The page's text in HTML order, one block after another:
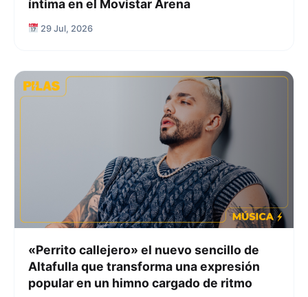
íntima en el Movistar Arena
29 Jul, 2026
«Perrito callejero» el nuevo sencillo de
Altafulla que transforma una expresión
popular en un himno cargado de ritmo